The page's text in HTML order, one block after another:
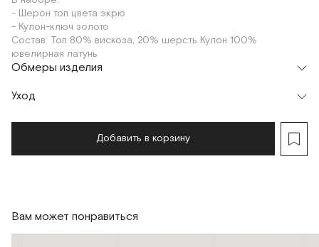
- Шерон топ цвета экрю
- Кулон-ключ золото
Состав: Топ 80% вискоза, 20% шерсть Кулон 100%
ювелирная латунь
Обмеры изделия
Уход
Добавить в корзину
Вам может понравиться